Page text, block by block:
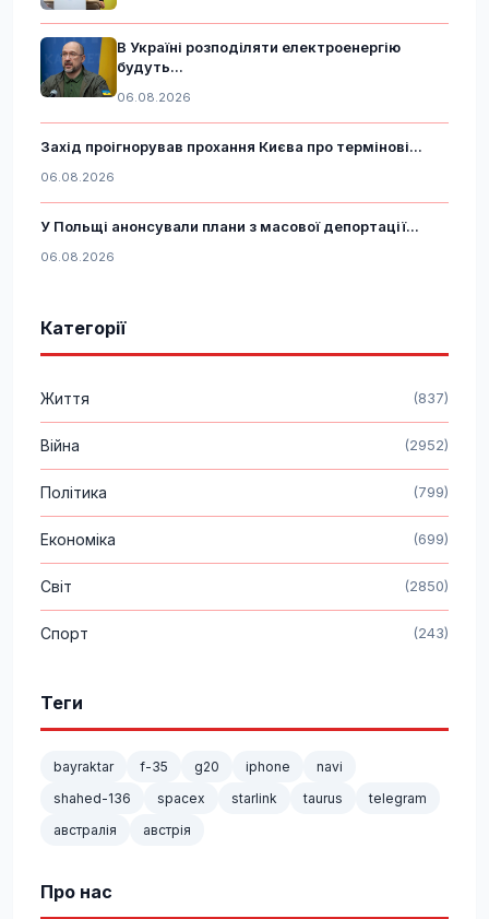
В Україні розподіляти електроенергію
будуть...
06.08.2026
Захід проігнорував прохання Києва про термінові...
06.08.2026
У Польщі анонсували плани з масової депортації...
06.08.2026
Категорії
Життя (837)
Війна (2952)
Політика (799)
Економіка (699)
Світ (2850)
Спорт (243)
Теги
bayraktar f-35 g20 iphone
navi
shahed-136
spacex starlink taurus
telegram
австралія
австрія
Про нас